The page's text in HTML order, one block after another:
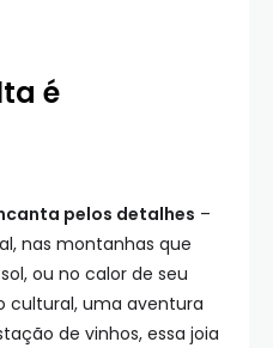
é
pelos detalhes –
nas montanhas que
ou no calor de seu
cultural, uma aventura
de vinhos, essa joia